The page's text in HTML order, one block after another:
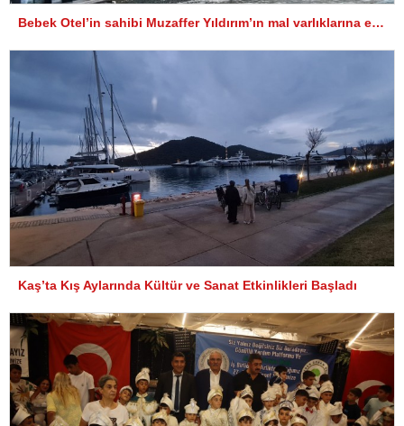
Bebek Otel’in sahibi Muzaffer Yıldırım’ın mal varlıklarına el konuldu
Kaş’ta Kış Aylarında Kültür ve Sanat Etkinlikleri Başladı